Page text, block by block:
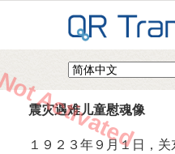
震灾遇难儿童慰魂像
１９２３年９月１日，
Activated